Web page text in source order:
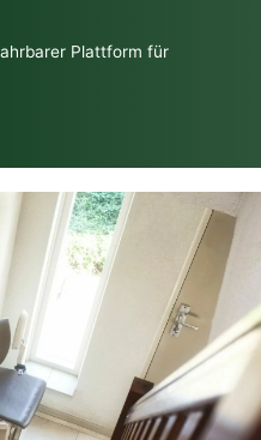
Plattform für